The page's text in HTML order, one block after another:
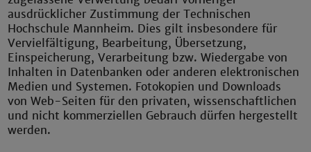
ausdrücklicher Zustimmung der Technischen
Hochschule Mannheim. Dies gilt insbesondere für
Vervielfältigung, Bearbeitung, Übersetzung,
Einspeicherung, Verarbeitung bzw. Wiedergabe von
Inhalten in Datenbanken oder anderen elektronischen
Medien und Systemen. Fotokopien und Downloads
von Web-Seiten für den privaten, wissenschaftlichen
und nicht kommerziellen Gebrauch dürfen hergestellt
werden.